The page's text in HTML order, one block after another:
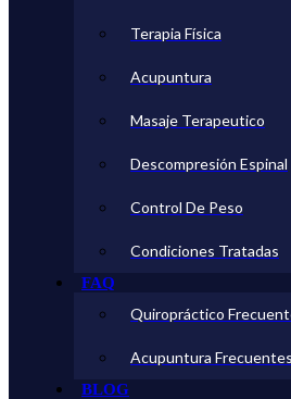
Terapia Física
Acupuntura
Masaje Terapeutico
Descompresión Espinal
Control De Peso
Condiciones Tratadas
FAQ
Quiropráctico
Acupuntura Frecuentes
BLOG